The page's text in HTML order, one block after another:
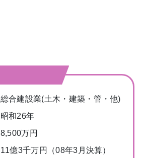
総合建設業(土木・建築・管・他)
昭和26年
8,500万円
11億3千万円（08年3月決算）